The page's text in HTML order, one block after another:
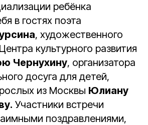
ребёнка
в гостях поэта
, художественного
культурного развития
Чернухину, организатора
досуга для детей,
из Москвы Юлиану
Участники встречи
поздравлениями,